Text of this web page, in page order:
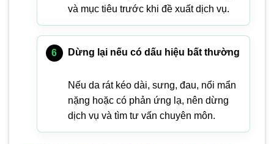
và mục tiêu trước khi đề xuất dịch vụ.
Dừng lại nếu có dấu hiệu bất thường
Nếu da rát kéo dài, sưng, đau, nổi mẩn
nặng hoặc có phản ứng lạ, nên dừng
dịch vụ và tìm tư vấn chuyên môn.